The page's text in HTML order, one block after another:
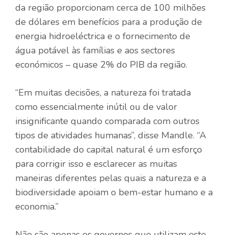
da região proporcionam cerca de 100 milhões
de dólares em benefícios para a produção de
energia hidroeléctrica e o fornecimento de
água potável às famílias e aos sectores
económicos – quase 2% do PIB da região.
“Em muitas decisões, a natureza foi tratada
como essencialmente inútil ou de valor
insignificante quando comparada com outros
tipos de atividades humanas”, disse Mandle. “A
contabilidade do capital natural é um esforço
para corrigir isso e esclarecer as muitas
maneiras diferentes pelas quais a natureza e a
biodiversidade apoiam o bem-estar humano e a
economia.”